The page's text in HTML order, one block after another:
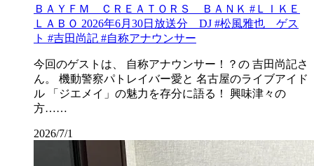
ＢＡＹＦＭ ＣＲＥＡＴＯＲＳ ＢＡＮＫ #ＬＩＫＥ
ＬＡＢＯ 2026年6月30日放送分 DJ #松風雅也 ゲス
ト #吉田尚記 #自称アナウンサー
今回のゲストは、 自称アナウンサー！？の 吉田尚記さ
ん。 機動警察パトレイバー愛と 名古屋のライブアイド
ル 「ジエメイ」の魅力を存分に語る！ 興味津々の
方……
2026/7/1